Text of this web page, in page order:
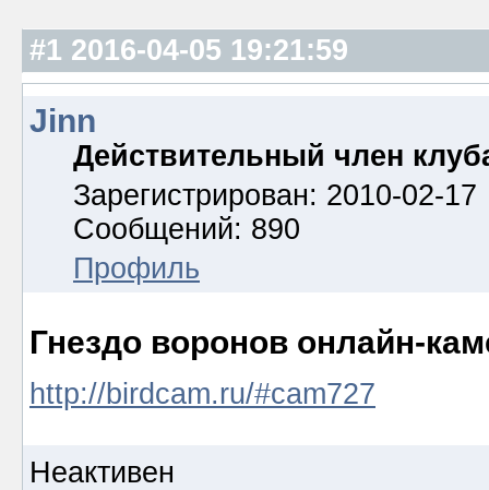
#1 2016-04-05 19:21:59
Jinn
Действительный член
Зарегистрирован: 2010-02-17
Сообщений: 890
Профиль
Гнездо воронов онлайн-
http://birdcam.ru/#cam727
Неактивен